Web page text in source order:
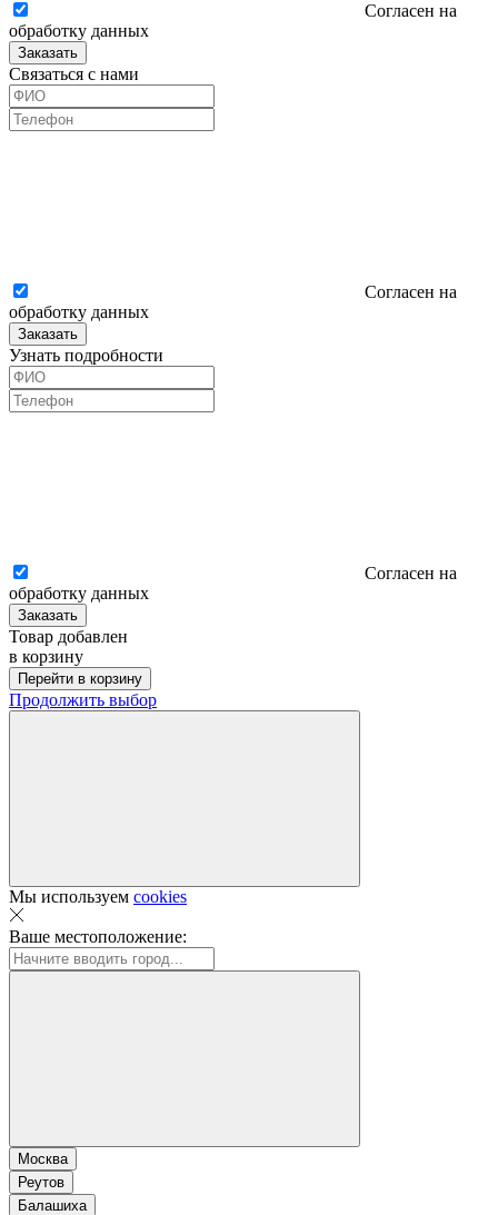
Согласен на
обработку данных
Заказать
Связаться с нами
Согласен на
обработку данных
Заказать
Узнать подробности
Согласен на
обработку данных
Заказать
Товар добавлен
в корзину
Перейти в корзину
Продолжить выбор
Мы используем cookies
Ваше местоположение:
Москва
Реутов
Балашиха